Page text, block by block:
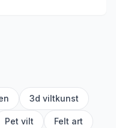
3d viltkunst
Pet vilt Felt art